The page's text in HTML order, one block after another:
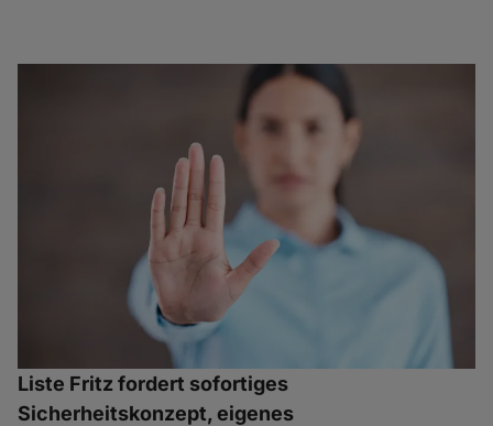
Liste Fritz fordert sofortiges
Sicherheitskonzept, eigenes